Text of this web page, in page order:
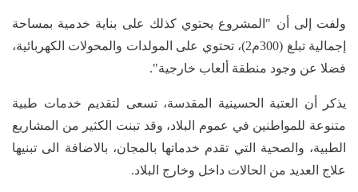
ولفت إلى أن "المشروع يحتوي كذلك على بناية خدمية بمساحة
إجمالية تبلغ (300م2)، تحتوي على المولدات والمحولات الكهربائية،
فضلا عن وجود منطقة ألعاب خارجية".
يذكر أن العتبة الحسينية المقدسة، تسعى لتقديم خدمات طبية
متنوعة للمواطنين في عموم البلاد، وقد تبنت الكثير من المشاريع
الطبية، والصحية التي تقدم خدماتها بالمجان، بالاضافة الى تبنيها
علاج العديد من الحالات داخل وخارج البلاد.